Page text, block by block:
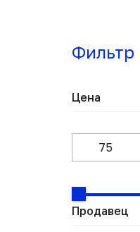
Фильтр
Цена
Продавец